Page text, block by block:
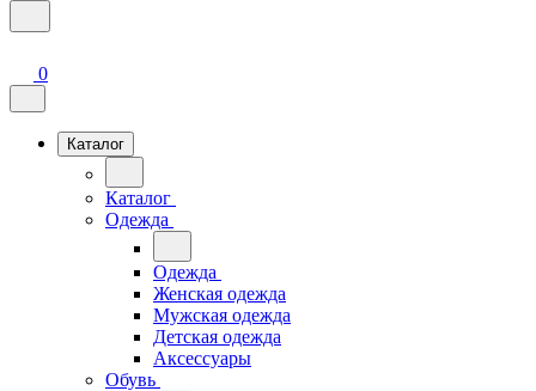
0
Каталог
Каталог
Одежда
Одежда
Женская одежда
Мужская одежда
Детская одежда
Аксессуары
Обувь